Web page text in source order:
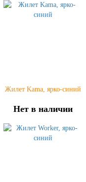
Жилет Kama, ярко-синий
Нет в наличии